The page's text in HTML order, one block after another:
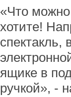
«Что
хотите!
ящике в
ручкой», -